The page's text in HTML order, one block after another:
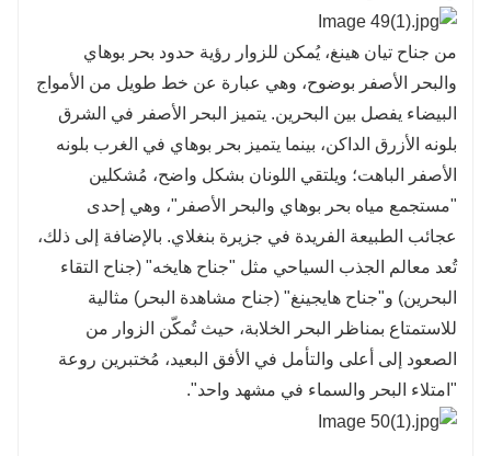
من جناح تيان هينغ، يُمكن للزوار رؤية حدود بحر بوهاي
والبحر الأصفر بوضوح، وهي عبارة عن خط طويل من الأمواج
البيضاء يفصل بين البحرين. يتميز البحر الأصفر في الشرق
بلونه الأزرق الداكن، بينما يتميز بحر بوهاي في الغرب بلونه
الأصفر الباهت؛ ويلتقي اللونان بشكل واضح، مُشكلين
"مستجمع مياه بحر بوهاي والبحر الأصفر"، وهي إحدى
عجائب الطبيعة الفريدة في جزيرة بنغلاي. بالإضافة إلى ذلك،
تُعد معالم الجذب السياحي مثل "جناح هايخه" (جناح التقاء
البحرين) و"جناح هايجينغ" (جناح مشاهدة البحر) مثالية
للاستمتاع بمناظر البحر الخلابة، حيث تُمكّن الزوار من
الصعود إلى أعلى والتأمل في الأفق البعيد، مُختبرين روعة
"امتلاء البحر والسماء في مشهد واحد".